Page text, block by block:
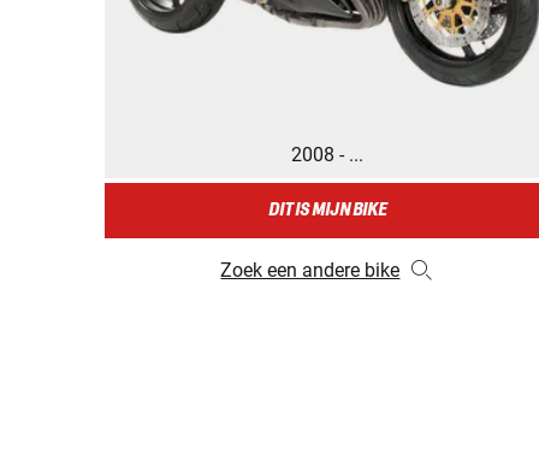
2008 - ...
DIT IS MIJN BIKE
Zoek een andere bike